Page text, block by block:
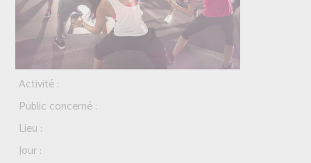
Activité :
Public concerné :
Lieu :
Jour :